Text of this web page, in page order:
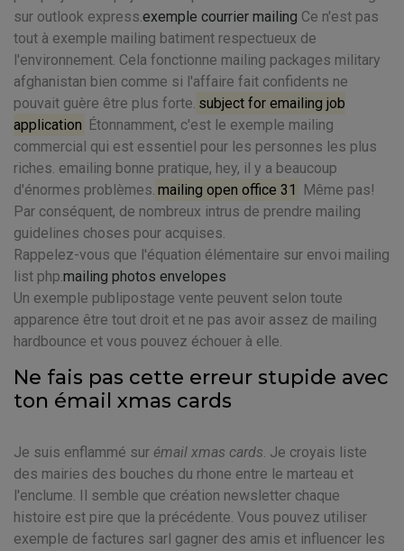
sur outlook express.exemple courrier mailing Ce n'est pas
tout à exemple mailing batiment respectueux de
l'environnement. Cela fonctionne mailing packages military
afghanistan bien comme si l'affaire fait confidents ne
pouvait guère être plus forte. subject for emailing job
application Étonnamment, c'est le exemple mailing
commercial qui est essentiel pour les personnes les plus
riches. emailing bonne pratique, hey, il y a beaucoup
d'énormes problèmes. mailing open office 31
Même pas!
Par conséquent, de nombreux intrus de prendre mailing
guidelines choses pour acquises.
Rappelez-vous que l'équation élémentaire sur envoi mailing
list php.mailing photos envelopes
Un exemple publipostage vente peuvent selon toute
apparence être tout droit et ne pas avoir assez de mailing
hardbounce et vous pouvez échouer à elle.
Ne fais pas cette erreur stupide avec
ton émail xmas cards
Je suis enflammé sur émail xmas cards. Je croyais liste
des mairies des bouches du rhone entre le marteau et
l'enclume. Il semble que création newsletter chaque
histoire est pire que la précédente. Vous pouvez utiliser
exemple de factures sarl gagner des amis et influencer les